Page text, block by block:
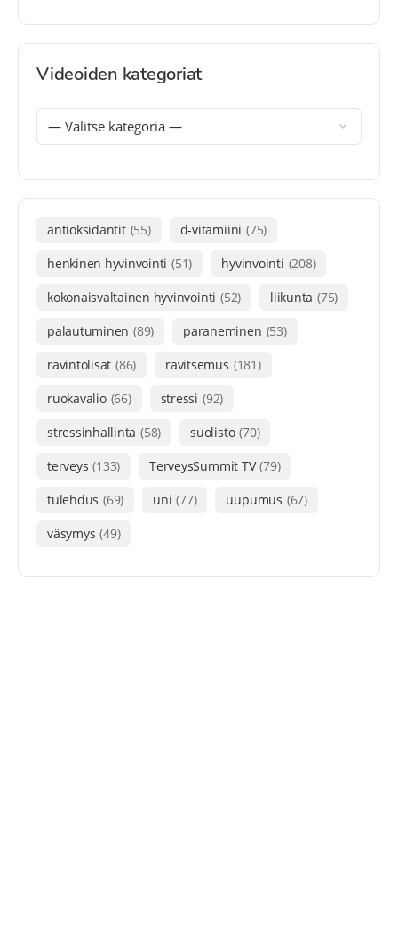
Videoiden kategoriat
antioksidantit (55) d-vitamiini (75)
henkinen hyvinvointi (51) hyvinvointi (208)
kokonaisvaltainen hyvinvointi (52) liikunta (75)
palautuminen (89) paraneminen (53)
ravintolisät (86) ravitsemus (181)
ruokavalio (66) stressi (92)
stressinhallinta (58) suolisto (70)
terveys (133) TerveysSummit TV (79)
tulehdus (69) uni (77) uupumus (67)
väsymys (49)